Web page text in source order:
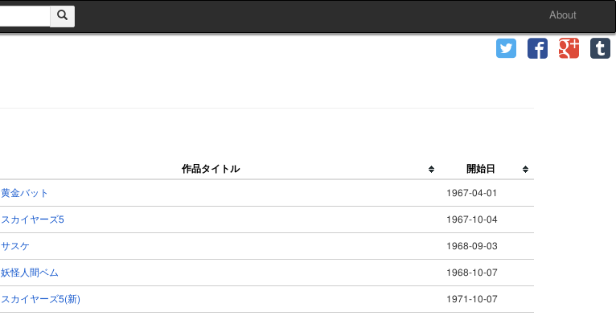
About
作品タイトル 開始日
黄金バット 1967-04-01
スカイヤーズ5 1967-10-04
サスケ 1968-09-03
妖怪人間ベム 1968-10-07
スカイヤーズ5(新) 1971-10-07